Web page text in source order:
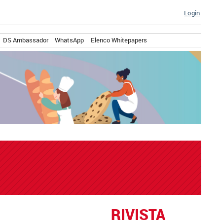
Login
DS Ambassador WhatsApp Elenco Whitepapers
RIVISTA